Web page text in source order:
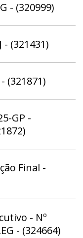
- (320999)
- (321431)
(321871)
GP -
Final -
- Nº
- (324664)